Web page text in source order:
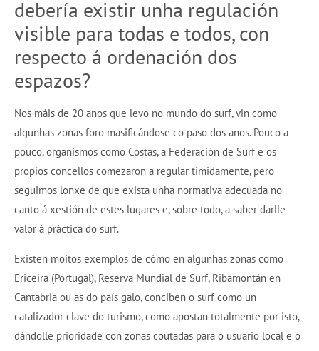
debería existir unha regulación
visible para todas e todos, con
respecto á ordenación dos
espazos?
Nos máis de 20 anos que levo no mundo do surf, vin como
algunhas zonas foro masificándose co paso dos anos. Pouco a
pouco, organismos como Costas, a Federación de Surf e os
propios concellos comezaron a regular timidamente, pero
seguimos lonxe de que exista unha normativa adecuada no
canto á xestión de estes lugares e, sobre todo, a saber darlle
valor á práctica do surf.
Existen moitos exemplos de cómo en algunhas zonas como
Ericeira (Portugal), Reserva Mundial de Surf, Ribamontán en
Cantabria ou as do país galo, conciben o surf como un
catalizador clave do turismo, como apostan totalmente por isto,
dándolle prioridade con zonas coutadas para o usuario local e o